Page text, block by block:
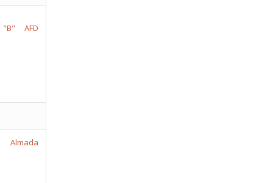
"B"
AFD